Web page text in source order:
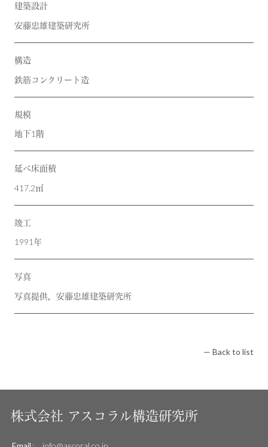
建築設計
安藤忠雄建築研究所
構造
鉄筋コンクリート造
規模
地下1階
延べ床面積
417.2㎡
竣工
1991年
写真
写真提供，安藤忠雄建築研究所
— Back to list
株式会社 アスコラル構造研究所